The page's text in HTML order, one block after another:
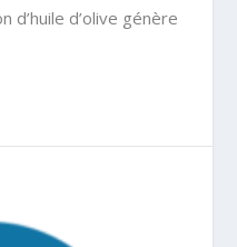
d’huile d’olive génère